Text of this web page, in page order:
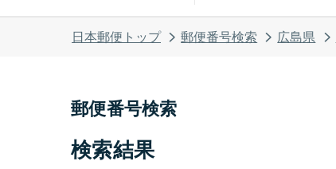
日本郵便トップ 郵便番号検索 広島県
郵便番号検索
検索結果